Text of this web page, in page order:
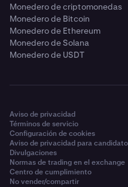
Monedero de criptomonedas
Monedero de Bitcoin
Monedero de Ethereum
Monedero de Solana
Monedero de USDT
Aviso de privacidad
Términos de servicio
Configuración de cookies
Aviso de privacidad para
Divulgaciones
Normas de trading en el exchange
Centro de cumplimiento
No vender/compartir